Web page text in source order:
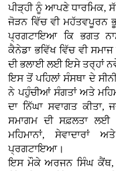
ਪੀੜ੍ਹੀ ਨੂੰ ਆਪਣੇ ਧਾਰਮਿਕ,
ਜੋੜਨ ਵਿੱਚ ਵੀ ਮਹੱਤਵਪੂਰਨ
ਪ੍ਰਗਟਾਇਆ ਕਿ ਭਗਤ
ਕੈਨੇਡਾ ਭਵਿੱਖ ਵਿੱਚ ਵੀ
ਦੀ ਭਲਾਈ ਲਈ ਇਸੇ ਤਰ੍ਹਾਂ
ਇਸ ਤੋਂ ਪਹਿਲਾਂ ਸੰਸਥਾ ਦੇ
ਨੇ ਪਹੁੰਚੀਆਂ ਸੰਗਤਾਂ ਅਤੇ
ਦਾ ਨਿੱਘਾ ਸਵਾਗਤ ਕੀਤਾ,
ਸਮਾਗਮ ਦੀ ਸਫ਼ਲਤਾ ਲਈ
ਮਹਿਮਾਨਾਂ, ਸੇਵਾਦਾਰਾਂ
ਪ੍ਰਗਟਾਇਆ।
ਇਸ ਮੌਕੇ ਅਰਜਨ ਸਿੰਘ ਕੈਂਥ,